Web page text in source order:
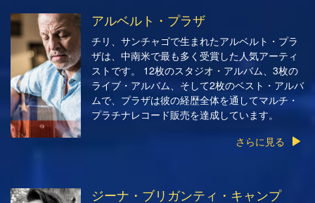
アルベルト・プラザ
チリ、サンチャゴで生まれたアルベルト・プラ
ザは、中南米で最も多く受賞した人気アーティ
ストです。 12枚のスタジオ・アルバム、3枚の
ライブ・アルバム、そして2枚のベスト・アルバ
ムで、プラザは彼の経歴全体を通してマルチ・
プラチナレコード販売を達成しています。
さらに見る
ジーナ・ブリガンティ・キャンプ